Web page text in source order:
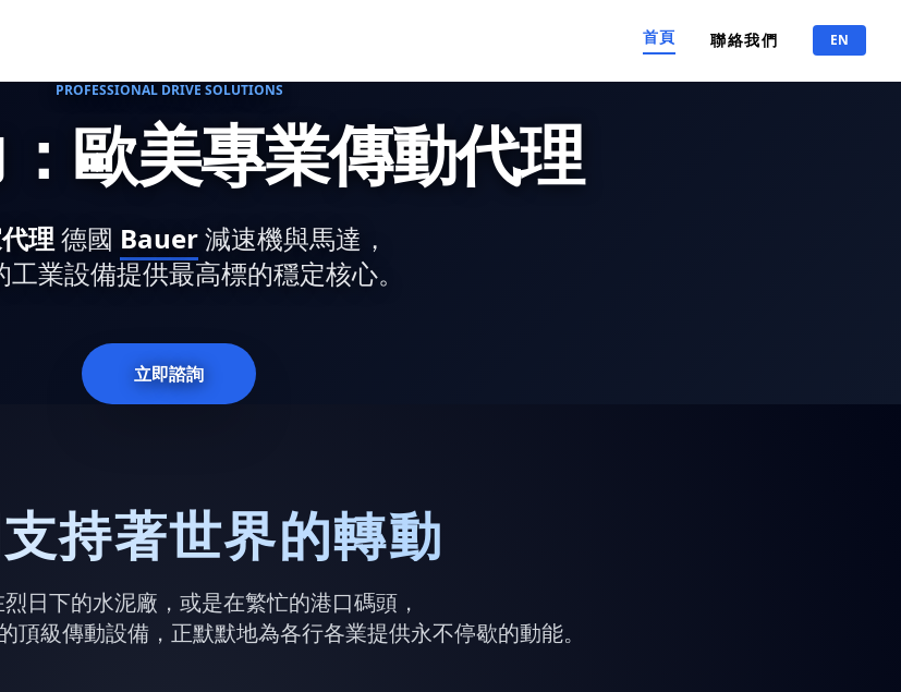
首頁 聯絡我們 EN
PROFESSIONAL DRIVE SOLUTIONS
歐美專業傳動代理
理 德國 Bauer減速機與馬達，
工業設備提供最高標的穩定核心。
立即諮詢
持著世界的轉動
日下的水泥廠，或是在繁忙的港口碼頭，
頂級傳動設備，正默默地為各行各業提供永不停歇的動能。